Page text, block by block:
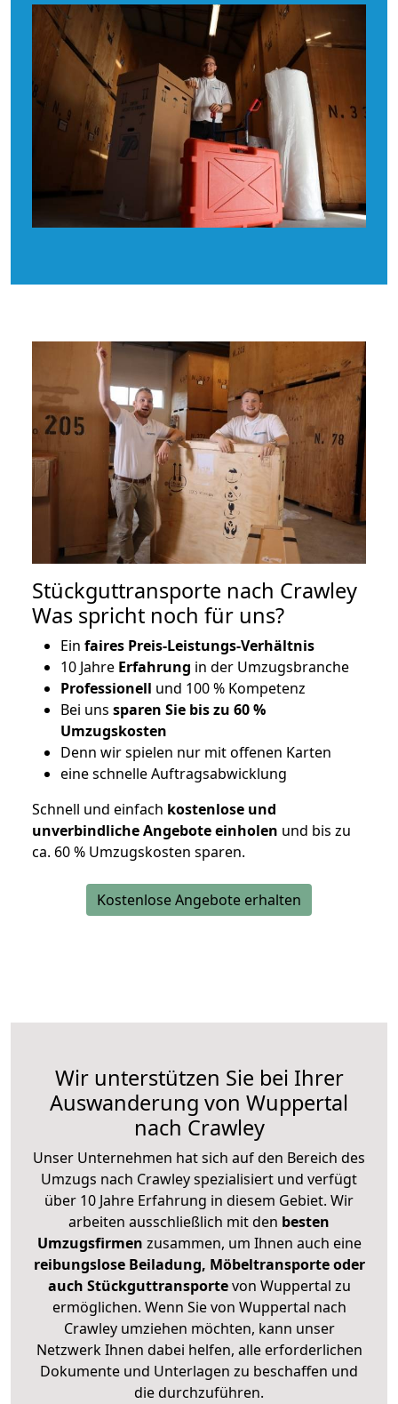
Stückguttransporte nach Crawley
Was spricht noch für uns?
Ein faires Preis-Leistungs-Verhältnis
10 Jahre Erfahrung in der Umzugsbranche
Professionell und 100 % Kompetenz
Bei uns sparen Sie bis zu 60 %
Umzugskosten
Denn wir spielen nur mit offenen Karten
eine schnelle Auftragsabwicklung
Schnell und einfach kostenlose und
unverbindliche Angebote einholen und bis zu
ca. 60 % Umzugskosten sparen.
Kostenlose Angebote erhalten
Wir unterstützen Sie bei Ihrer
Auswanderung von Wuppertal
nach Crawley
Unser Unternehmen hat sich auf den Bereich des
Umzugs nach Crawley spezialisiert und verfügt
über 10 Jahre Erfahrung in diesem Gebiet. Wir
arbeiten ausschließlich mit den besten
Umzugsfirmen zusammen, um Ihnen auch eine
reibungslose Beiladung, Möbeltransporte oder
auch Stückguttransportevon Wuppertal zu
ermöglichen. Wenn Sie von Wuppertal nach
Crawley umziehen möchten, kann unser
Netzwerk Ihnen dabei helfen, alle erforderlichen
Dokumente und Unterlagen zu beschaffen und
die durchzuführen.